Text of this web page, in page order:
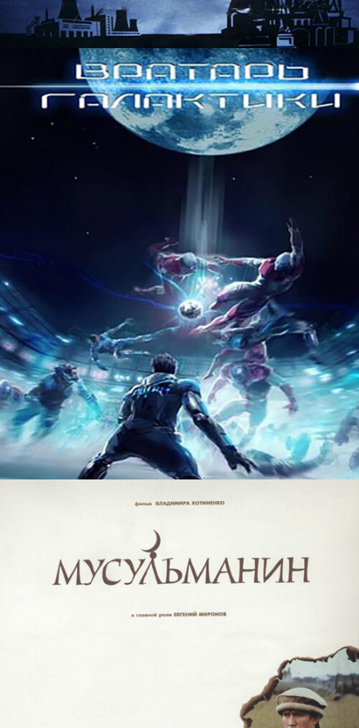
PETER THE GREAT
films
ЧЕРНОБЫЛЬ: ПОСЛЕДНЕЕ ПРЕДУПРЕЖДЕНИЕ
films